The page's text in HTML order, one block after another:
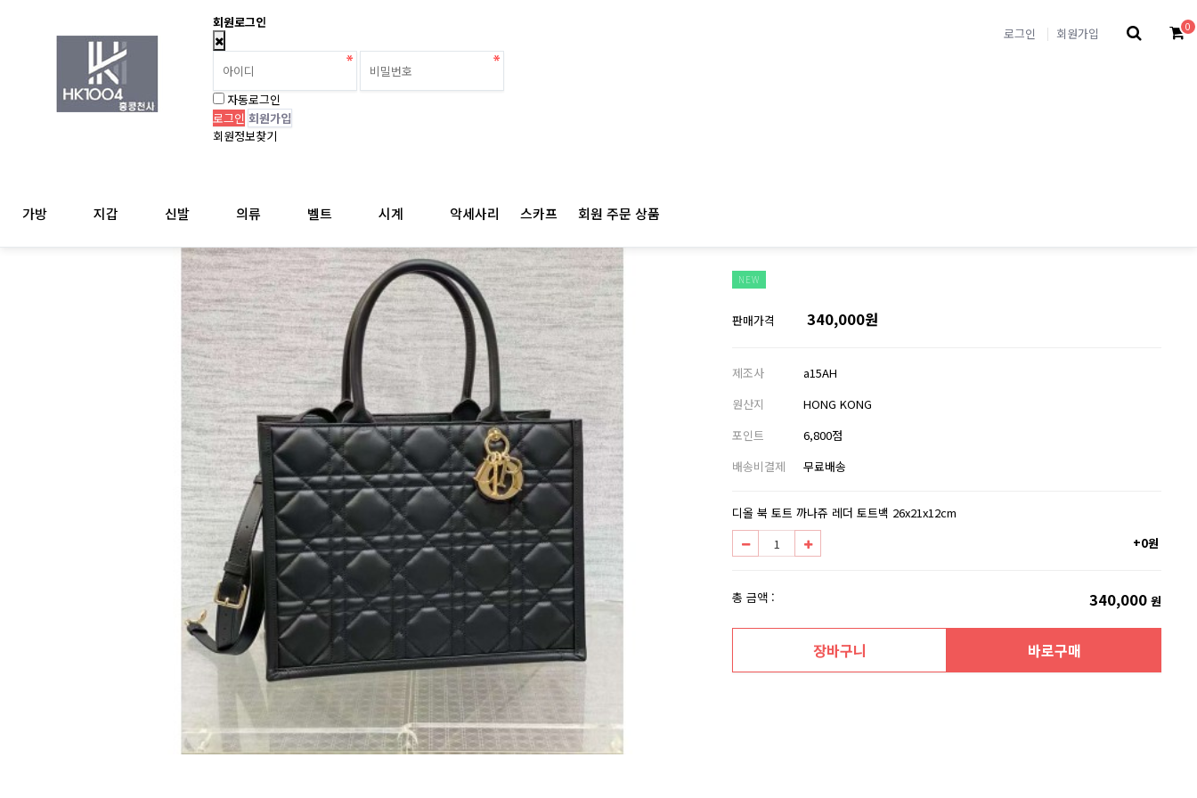
로그인 회원가입
회원로그인
자동로그인
회원가입
회원정보찾기
가방 지갑 신발 의류 벨트 시계 악세사리 스카프 회원 주문 상품
0
NEW
판매가격 340,000원
제조사
a15AH
원산지
HONG KONG
포인트
6,800점
배송비결제
무료배송
디올 북 토트 까나쥬 레더 토트백 26x21x12cm
+0원
총 금액 : 340,000원
장바구니 바로구매